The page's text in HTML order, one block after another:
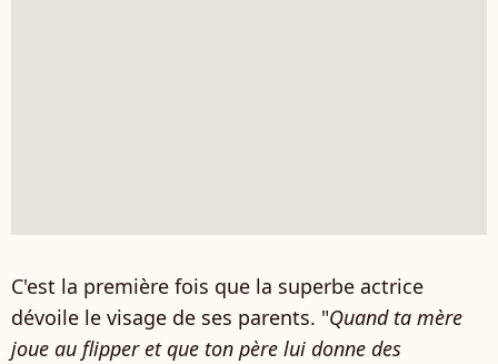
C'est la première fois que la superbe actrice
dévoile le visage de ses parents. "Quand ta mère
joue au flipper et que ton père lui donne des